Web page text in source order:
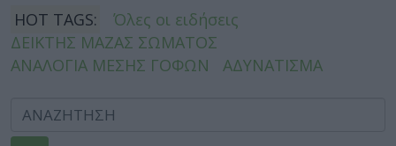
HOT TAGS:
Όλες οι ειδήσεις
ΔΕΙΚΤΗΣ ΜΑΖΑΣ ΣΩΜΑΤΟΣ
ΑΝΑΛΟΓΙΑ ΜΕΣΗΣ ΓΟΦΩΝ
ΑΔΥΝΑΤΙΣΜΑ